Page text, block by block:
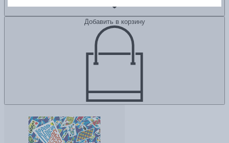
Добавить в корзину